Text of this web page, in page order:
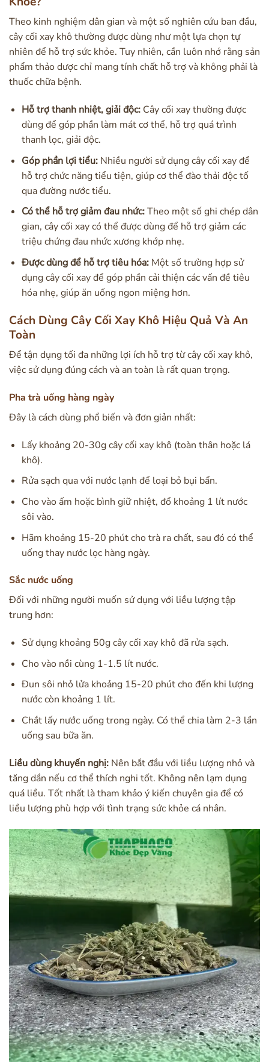
Theo kinh nghiệm dân gian và một số nghiên cứu ban đầu,
cây cối xay khô thường được dùng như một lựa chọn tự
nhiên để hỗ trợ sức khỏe. Tuy nhiên, cần luôn nhớ rằng sản
phẩm thảo dược chỉ mang tính chất hỗ trợ và không phải là
thuốc chữa bệnh.
Hỗ trợ thanh nhiệt, giải độc:Cây cối xay thường được
dùng để góp phần làm mát cơ thể, hỗ trợ quá trình
thanh lọc, giải độc.
Góp phần lợi tiểu:Nhiều người sử dụng cây cối xay để
hỗ trợ chức năng tiểu tiện, giúp cơ thể đào thải độc tố
qua đường nước tiểu.
Có thể hỗ trợ giảm đau nhức:Theo một số ghi chép dân
gian, cây cối xay có thể được dùng để hỗ trợ giảm các
triệu chứng đau nhức xương khớp nhẹ.
Được dùng để hỗ trợ tiêu hóa:Một số trường hợp sử
dụng cây cối xay để góp phần cải thiện các vấn đề tiêu
hóa nhẹ, giúp ăn uống ngon miệng hơn.
Cách Dùng Cây Cối Xay Khô Hiệu Quả Và An
Toàn
Để tận dụng tối đa những lợi ích hỗ trợ từ cây cối xay khô,
việc sử dụng đúng cách và an toàn là rất quan trọng.
Pha trà uống hàng ngày
Đây là cách dùng phổ biến và đơn giản nhất:
Lấy khoảng 20-30g cây cối xay khô (toàn thân hoặc lá
khô).
Rửa sạch qua với nước lạnh để loại bỏ bụi bẩn.
Cho vào ấm hoặc bình giữ nhiệt, đổ khoảng 1 lít nước
sôi vào.
Hãm khoảng 15-20 phút cho trà ra chất, sau đó có thể
uống thay nước lọc hàng ngày.
Sắc nước uống
Đối với những người muốn sử dụng với liều lượng tập
trung hơn:
Sử dụng khoảng 50g cây cối xay khô đã rửa sạch.
Cho vào nồi cùng 1-1.5 lít nước.
Đun sôi nhỏ lửa khoảng 15-20 phút cho đến khi lượng
nước còn khoảng 1 lít.
Chắt lấy nước uống trong ngày. Có thể chia làm 2-3 lần
uống sau bữa ăn.
Liều dùng khuyến nghị: Nên bắt đầu với liều lượng nhỏ và
tăng dần nếu cơ thể thích nghi tốt. Không nên lạm dụng
quá liều. Tốt nhất là tham khảo ý kiến chuyên gia để có
liều lượng phù hợp với tình trạng sức khỏe cá nhân.